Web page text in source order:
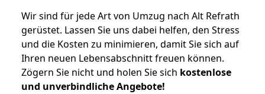
Wir sind für jede Art von Umzug nach Alt Refrath
gerüstet. Lassen Sie uns dabei helfen, den Stress
und die Kosten zu minimieren, damit Sie sich auf
Ihren neuen Lebensabschnitt freuen können.
Zögern Sie nicht und holen Sie sich kostenlose
und unverbindliche Angebote!